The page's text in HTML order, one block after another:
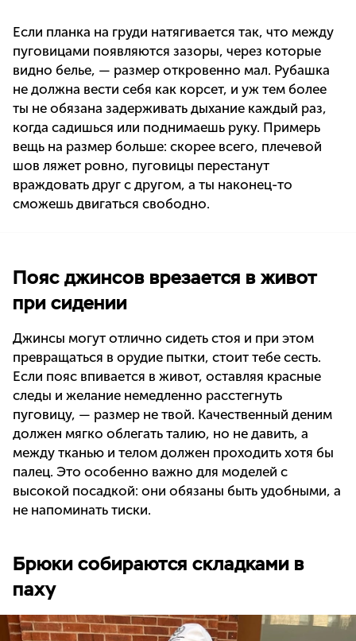
Если планка на груди натягивается так, что между
пуговицами появляются зазоры, через которые
видно белье, — размер откровенно мал. Рубашка
не должна вести себя как корсет, и уж тем более
ты не обязана задерживать дыхание каждый раз,
когда садишься или поднимаешь руку. Примерь
вещь на размер больше: скорее всего, плечевой
шов ляжет ровно, пуговицы перестанут
враждовать друг с другом, а ты наконец-то
сможешь двигаться свободно.
Пояс джинсов врезается в живот
при сидении
Джинсы могут отлично сидеть стоя и при этом
превращаться в орудие пытки, стоит тебе сесть.
Если пояс впивается в живот, оставляя красные
следы и желание немедленно расстегнуть
пуговицу, — размер не твой. Качественный деним
должен мягко облегать талию, но не давить, а
между тканью и телом должен проходить хотя бы
палец. Это особенно важно для моделей с
высокой посадкой: они обязаны быть удобными, а
не напоминать тиски.
Брюки собираются складками в
паху